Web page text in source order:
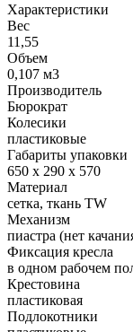
Характеристики
Вес
11,55
Объем
0,107 м3
Производитель
Бюрократ
Колесики
пластиковые
Габариты упаковки
650 х 290 х 570
Материал
сетка, ткань TW
Механизм
пиастра (нет
Фиксация кресла
в одном рабочем
Крестовина
пластиковая
Подлокотники